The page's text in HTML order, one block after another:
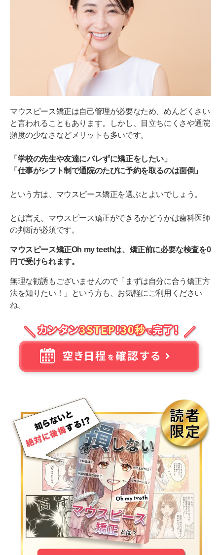
マウスピース矯正は自己管理が必要なため、めんどくさい
と言われることもあります。しかし、目立ちにくさや通院
頻度の少なさなどメリットも多いです。
「学校の先生や友達にバレずに矯正をしたい」
「仕事がシフト制で通院のたびに予約を取るのは面倒」
という方は、マウスピース矯正を選ぶとよいでしょう。
とは言え、マウスピース矯正ができるかどうかは歯科医師
の判断が必須です。
マウスピース矯正Oh my teethは、矯正前に必要な検査を0
円で受けられます。
無理な勧誘もございませんので「まずは自分に合う矯正方
法を知りたい！」という方も、お気軽にご利用ください
ね。